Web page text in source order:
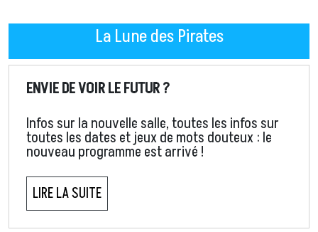
La Lune des Pirates
ENVIE DE VOIR LE FUTUR ?
Infos sur la nouvelle salle, toutes les infos sur
toutes les dates et jeux de mots douteux : le
nouveau programme est arrivé !
LIRE LA SUITE